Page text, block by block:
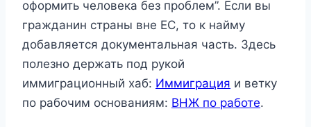
оформить человека без проблем”. Если вы
гражданин страны вне ЕС, то к найму
добавляется документальная часть. Здесь
полезно держать под рукой
иммиграционный хаб: Иммиграция и ветку
по рабочим основаниям: ВНЖ по работе.